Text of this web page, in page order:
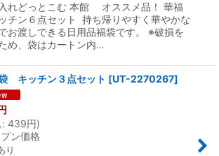
れどっとこむ 本館 オススメ品！ 華福
チン６点セット 持ち帰りやすく華やかな
お渡しできる日用品福袋です。 ※破損を
め、袋はカートン内…
キッチン３点セット [UT-2270267]
: 439円)
ン価格
り